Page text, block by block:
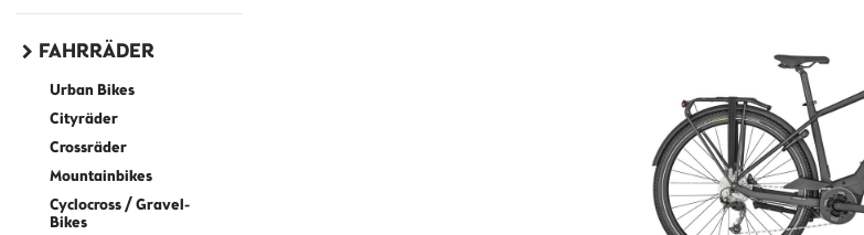
FAHRRÄDER
Urban Bikes
Cityräder
Crossräder
Mountainbikes
Cyclocross / Gravel-
Bikes